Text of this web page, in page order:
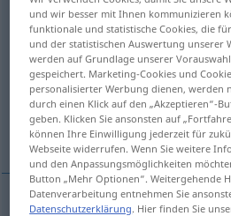
chuck in
say casually, drop into the
dash off
und wir besser mit Ihnen kommunizieren
funktionale und statistische Cookies, die
und der statistischen Auswertung unserer
werden auf Grundlage unserer
gespeichert. Marketing-Cookies und
personalisierter Werbung dienen, werden
durch einen Klick auf den „Akzeptieren“-
geben. Klicken Sie ansonsten auf
können Ihre Einwilligung jederzeit für
Webseite widerrufen. Wenn Sie weitere
und den Anpassungsmöglichkeiten
Button „Mehr Optionen“. Weitergehende
Datenverarbeitung entnehmen Sie
Datenschutzerklärung. Hier finden Sie